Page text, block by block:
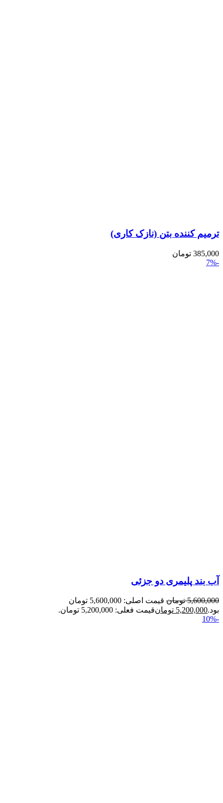
ترمیم کننده بتن (نازک کاری)
385,000 تومان
-7%
آب بند پلیمری دو جزئی
5,600,000 تومان
قیمت اصلی: 5,600,000 تومان
بود.5,200,000 تومانقیمت فعلی: 5,200,000 تومان.
-10%